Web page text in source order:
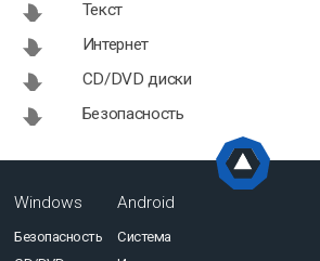
Текст
Интернет
CD/DVD диски
Безопасность
Windows
Безопасность
Android
Система